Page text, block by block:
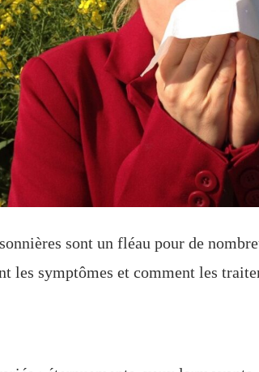
sont un fléau pour de
les symptômes et comment les